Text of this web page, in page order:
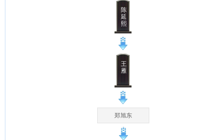
陈
延
熙
王
雁
郑旭东